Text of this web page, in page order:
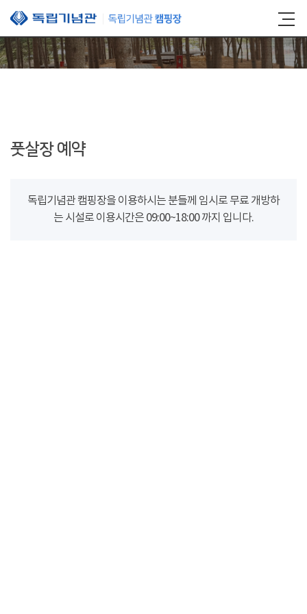
본문 바로가기
풋살장 예약
독립기념관 캠핑장을 이용하시는 분들께 임시로 무료 개방하
는 시설로 이용시간은 09:00~18:00 까지 입니다.